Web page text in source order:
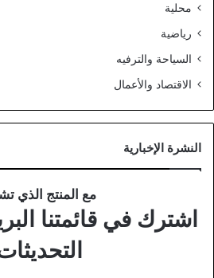
محلية
رياضية
السياحة والترفيه
الاقتصاد والأعمال
النشرة الإخبارية
مع المنتج الذي
اشترك في قائمتنا